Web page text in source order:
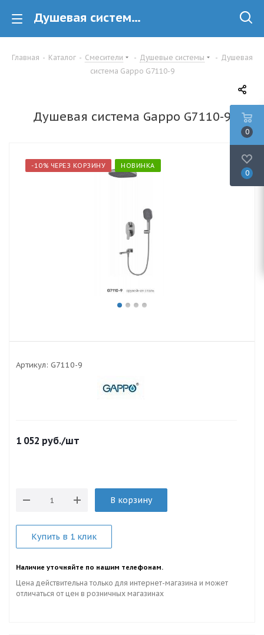
Душевая система Gappo G7110-9 купить в Минске
Главная - Каталог - Смесители - Душевые системы - Душевая
система Gappo G7110-9
Душевая система Gappo G7110-9
-10% ЧЕРЕЗ КОРЗИНУ НОВИНКА
Артикул: G7110-9
1 052 руб./шт
В корзину
Купить в 1 клик
Наличие уточняйте по нашим телефонам.
Цена действительна только для интернет-магазина и может
отличаться от цен в розничных магазинах
0
0